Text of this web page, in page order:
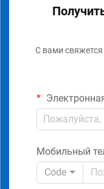
С вами
Мобильный
Code